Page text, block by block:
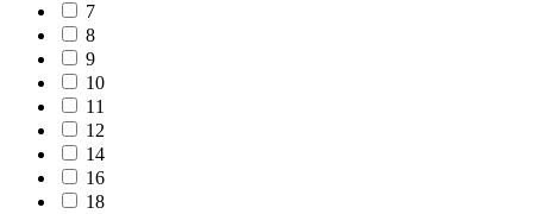
7
8
9
10
11
12
14
16
18